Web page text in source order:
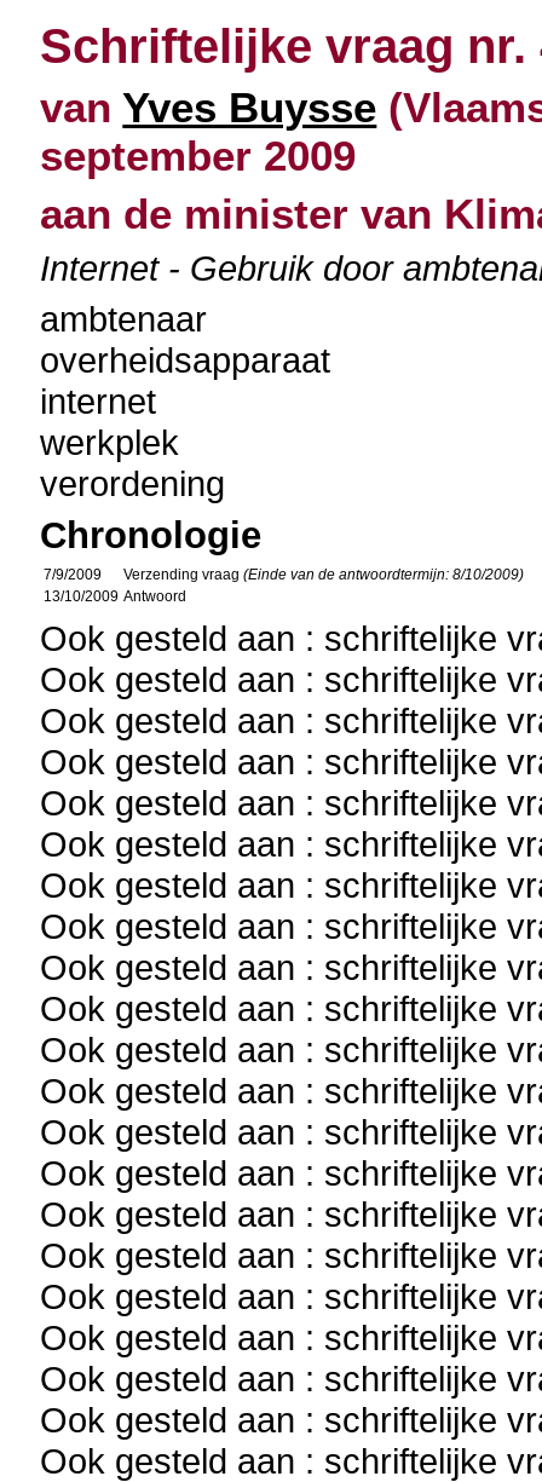
Schriftelijke vraag nr.
vanYves Buysse
september 2009
aan de minister van
Internet - Gebruik door
ambtenaar
overheidsapparaat
internet
werkplek
verordening
Chronologie
7/9/2009 Verzending vraag(Einde van de antwoordtermijn: 8/10/2009)
13/10/2009 Antwoord
Ook gesteld aan : schriftelijke
Ook gesteld aan : schriftelijke
Ook gesteld aan : schriftelijke
Ook gesteld aan : schriftelijke
Ook gesteld aan : schriftelijke
Ook gesteld aan : schriftelijke
Ook gesteld aan : schriftelijke
Ook gesteld aan : schriftelijke
Ook gesteld aan : schriftelijke
Ook gesteld aan : schriftelijke
Ook gesteld aan : schriftelijke
Ook gesteld aan : schriftelijke
Ook gesteld aan : schriftelijke
Ook gesteld aan : schriftelijke
Ook gesteld aan : schriftelijke
Ook gesteld aan : schriftelijke
Ook gesteld aan : schriftelijke
Ook gesteld aan : schriftelijke
Ook gesteld aan : schriftelijke
Ook gesteld aan : schriftelijke
Ook gesteld aan : schriftelijke